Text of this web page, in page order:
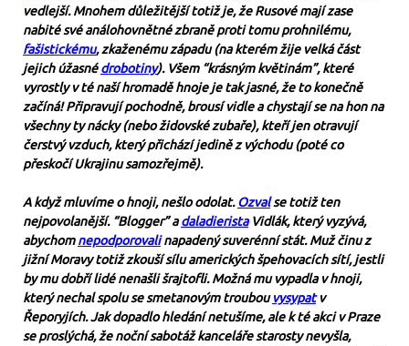
vedlejší. Mnohem důležitější totiž je, že Rusové mají zase
nabité své análohovnětné zbraně proti tomu prohnilému,
fašistickému, zkaženému západu (na kterém žije velká část
jejich úžasnédrobotiny). Všem “krásným květinám”, které
vyrostly v té naší hromadě hnoje je tak jasné, že to konečně
začíná! Připravují pochodně, brousí vidle a chystají se na hon na
všechny ty nácky (nebo židovské zubaře), kteří jen otravují
čerstvý vzduch, který přichází jedině z východu (poté co
přeskočí Ukrajinu samozřejmě).
A když mluvíme o hnoji, nešlo odolat.Ozvalse totiž ten
nejpovolanější. “Blogger” adaladieristaVidlák, který vyzývá,
abychomnepodporovalinapadený suverénní stát. Muž činu z
jižní Moravy totiž zkouší sílu amerických špehovacích sítí, jestli
by mu dobří lidé nenašli šrajtofli. Možná mu vypadla v hnoji,
který nechal spolu se smetanovým troubouvysypatv
Řeporyjích. Jak dopadlo hledání netušíme, ale k té akci v Praze
se proslýchá, že noční sabotáž kanceláře starosty nevyšla,